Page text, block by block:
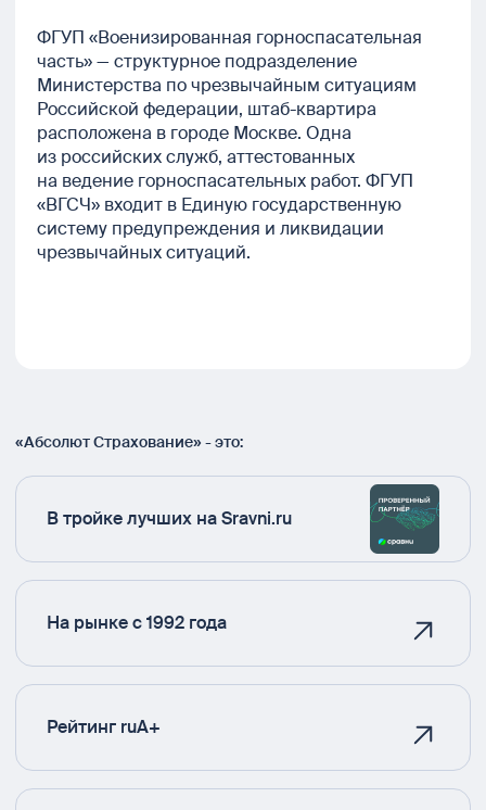
ФГУП «Военизированная горноспасательная
часть» — структурное подразделение
Министерства по чрезвычайным ситуациям
Российской федерации, штаб-квартира
расположена в городе Москве. Одна
из российских служб, аттестованных
на ведение горноспасательных работ. ФГУП
«ВГСЧ» входит в Единую государственную
систему предупреждения и ликвидации
чрезвычайных ситуаций.
«Абсолют Страхование» - это:
В тройке лучших на Sravni.ru
На рынке с 1992 года
Рейтинг ruA+